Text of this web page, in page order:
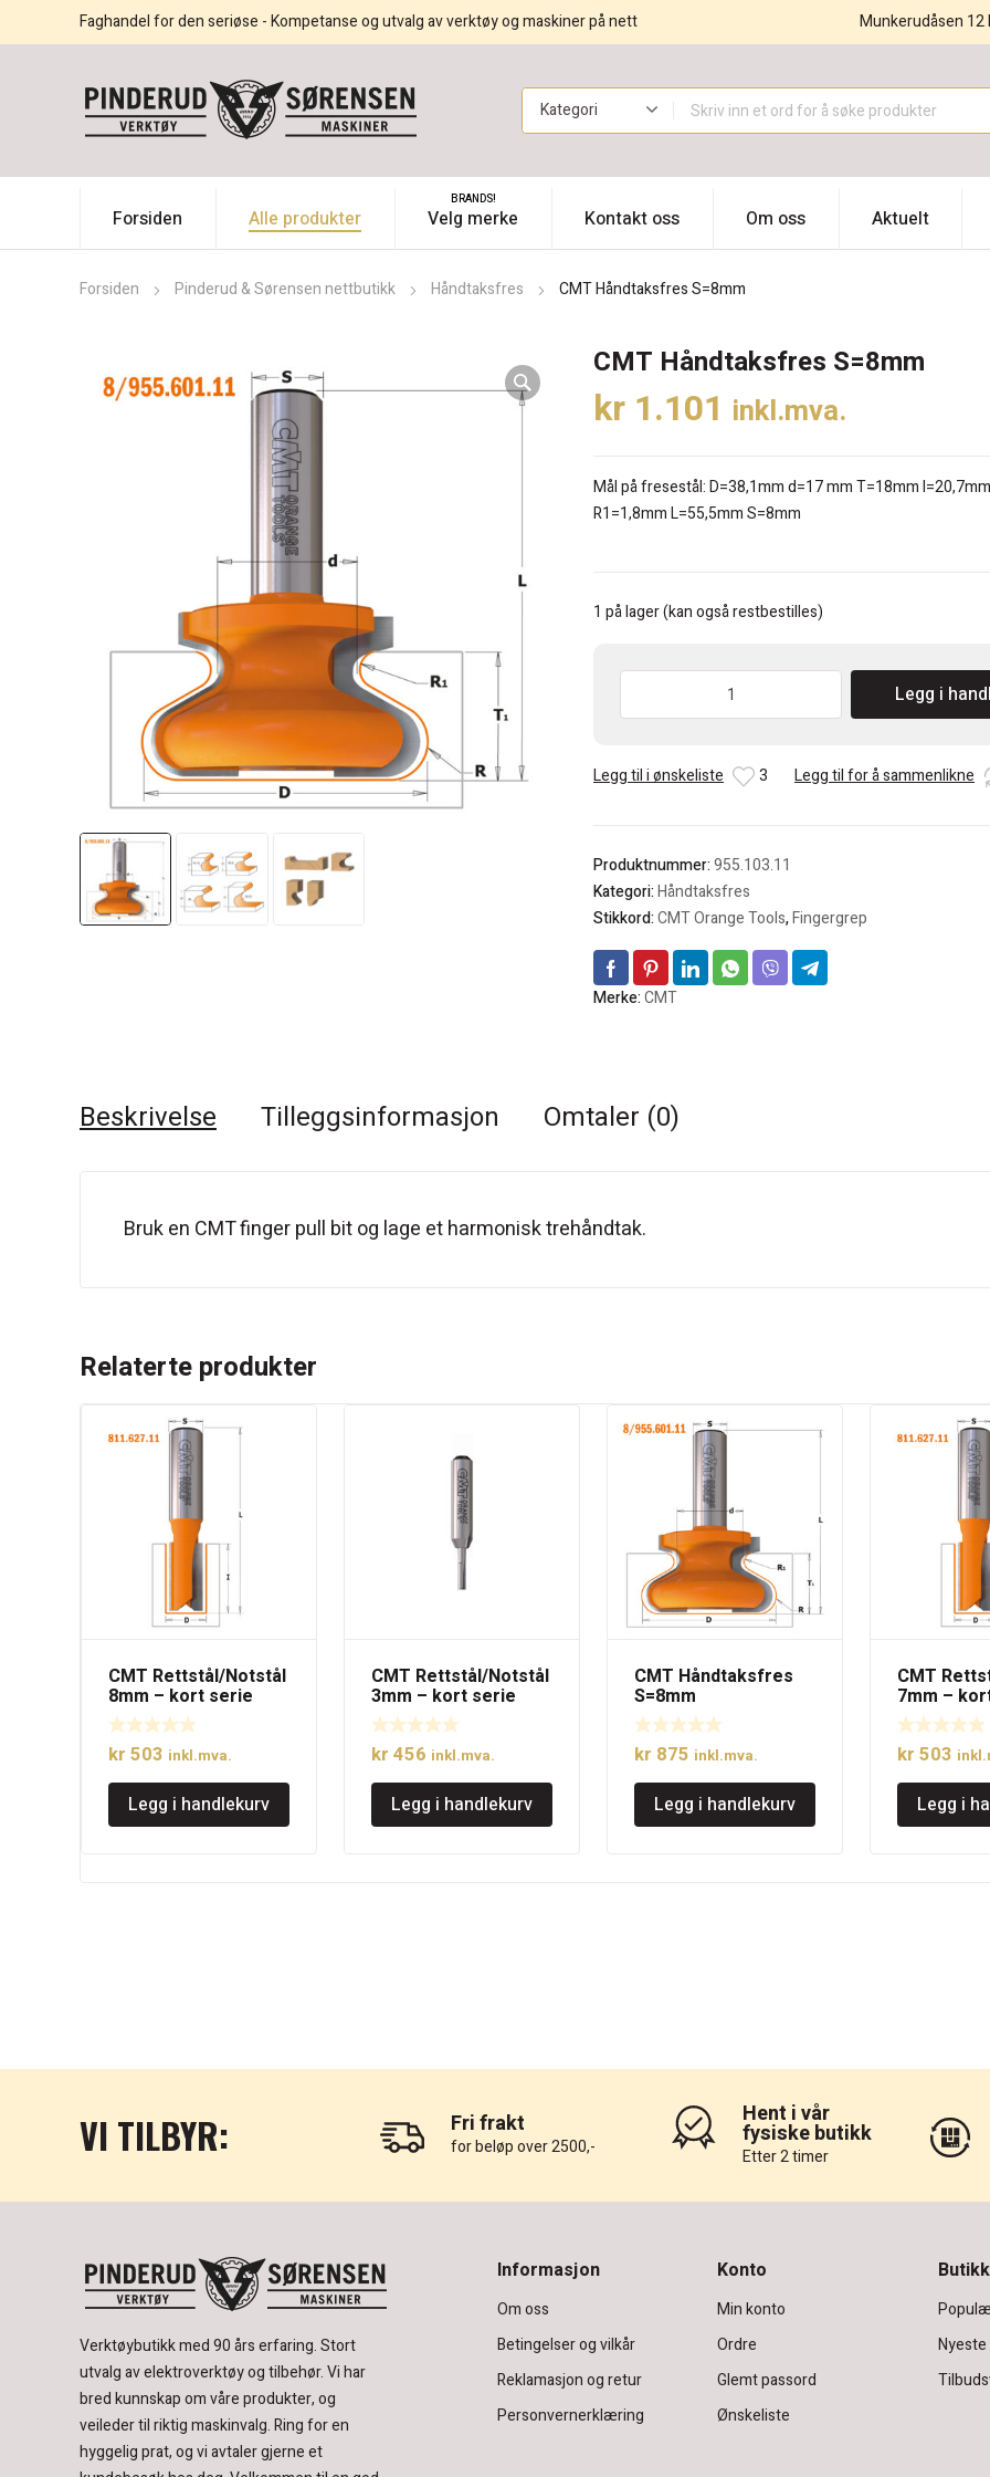
Faghandel for den seriøse - Kompetanse og utvalg av verktøy og maskiner på nett Munkerudåsen 12
Forsiden Alle produkter Velg merke
BRANDS!
Kontakt oss Om oss Aktuelt
Forsiden Pinderud & Sørensen nettbutikk Håndtaksfres CMT Håndtaksfres S=8mm
CMT Håndtaksfres S=8mm
kr 1.101 inkl.mva.
Mål på fresestål: D=38,1mm d=17 mm T=18mm
R1=1,8mm L=55,5mm S=8mm
1 på lager (kan også restbestilles)
Legg i
Legg til i ønskeliste 3 Legg til for å sammenlikne
Produktnummer:955.103.11
Kategori:Håndtaksfres
Stikkord:CMT Orange Tools,Fingergrep
Merke:CMT
Beskrivelse Tilleggsinformasjon Omtaler (0)
Bruk en CMT finger pull bit og lage et harmonisk trehåndtak.
Relaterte produkter
CMT Rettstål/Notstål
8mm – kort serie
kr 503 inkl.mva.
Legg i handlekurv
CMT Rettstål/Notstål
3mm – kort serie
kr 456 inkl.mva.
Legg i handlekurv
CMT Håndtaksfres
S=8mm
kr 875 inkl.mva.
Legg i handlekurv
CMT
7mm –
kr 503
Legg i
VI TILBYR: Fri frakt
for beløp over 2500,-
Hent i vår
fysiske butikk
Etter 2 timer
Verktøybutikk med 90 års erfaring.Stort
utvalg av elektroverktøy og tilbehør.Vi har
bred kunnskap om våre produkter, og
veileder til riktig maskinvalg. Ring for en
hyggelig prat, og vi avtaler gjerne et
Informasjon
Om oss
Betingelser og vilkår
Reklamasjon og retur
Personvernerklæring
Konto
Min konto
Ordre
Glemt passord
Ønskeliste
Butikk